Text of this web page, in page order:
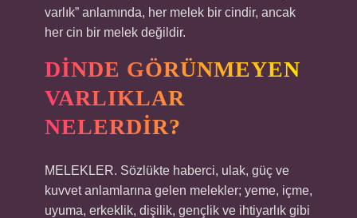
varlık” anlamında, her melek bir cindir, ancak
her cin bir melek değildir.
DINDE GÖRÜNMEYEN
VARLIKLAR
NELERDIR?
MELEKLER. Sözlükte haberci, ulak, güç ve
kuvvet anlamlarına gelen melekler; yeme, içme,
uyuma, erkeklik, dişilik, gençlik ve ihtiyarlık gibi